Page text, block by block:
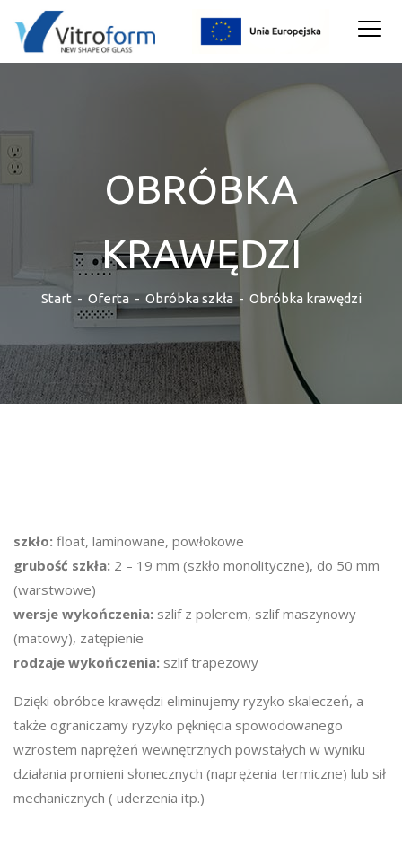
OBRÓBKA
KRAWĘDZI
Start - Oferta- Obróbka szkła- Obróbka krawędzi
szkło: float, laminowane, powłokowe
grubość szkła: 2 – 19 mm (szkło monolityczne), do 50 mm
(warstwowe)
wersje wykończenia: szlif z polerem, szlif maszynowy
(matowy), zatępienie
rodzaje wykończenia: szlif trapezowy
Dzięki obróbce krawędzi eliminujemy ryzyko skaleczeń, a
także ograniczamy ryzyko pęknięcia spowodowanego
wzrostem naprężeń wewnętrznych powstałych w wyniku
działania promieni słonecznych (naprężenia termiczne) lub sił
mechanicznych ( uderzenia itp.)